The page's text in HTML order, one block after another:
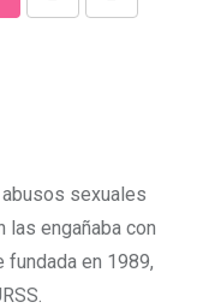
sexuales
las engañaba con
en 1989,